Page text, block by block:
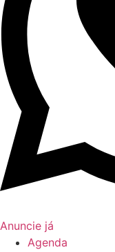
Anuncie já
Agenda